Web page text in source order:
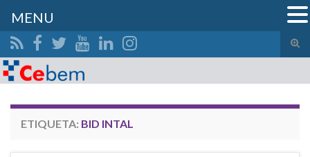
el
Search for:
ETIQUETA: BID INTAL
MENU